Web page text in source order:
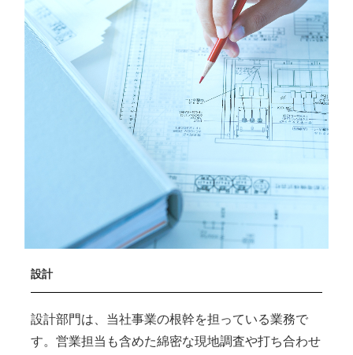
設計
設計部門は、当社事業の根幹を担っている業務で
す。営業担当も含めた綿密な現地調査や打ち合わせ